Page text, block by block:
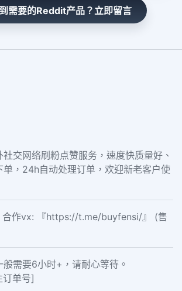
需要的Reddit产品？立即留言
交网络刷粉点赞服务，速度快质量好、
单，24h自动处理订单，欢迎新老客户使
合作vx: 『https://t.me/buyfensi/』 (售
需要6小时+，请耐心等待。
订单号]